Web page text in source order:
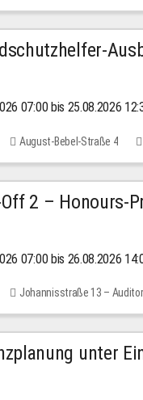
07:00 bis 25.08.2026
August-Bebel-Straße 4
2 – Honours-
07:00 bis 26.08.2026
Johannisstraße 13 –
unter